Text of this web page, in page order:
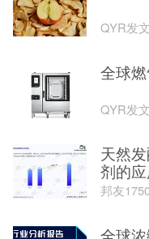
QYR发
全球
QYR发
天然
剂的
邦友
全球